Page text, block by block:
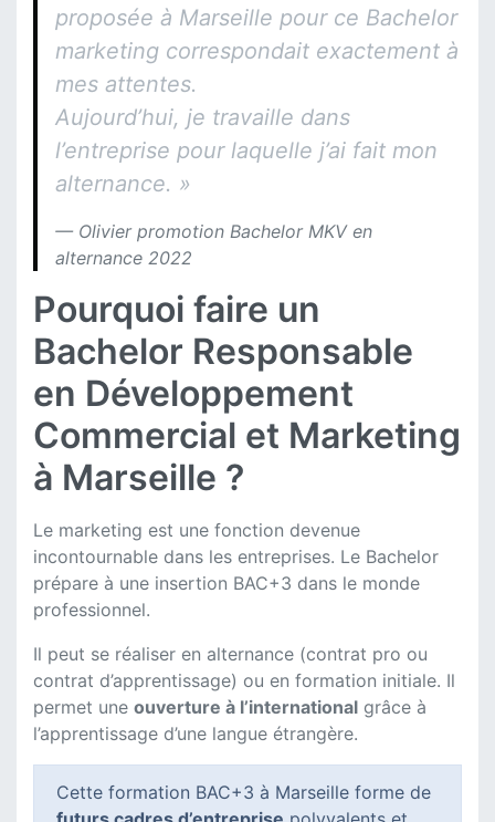
proposée à Marseille pour ce Bachelor
marketing correspondait exactement à
mes attentes.
Aujourd’hui, je travaille dans
l’entreprise pour laquelle j’ai fait mon
alternance. »
Olivier promotion Bachelor MKV en
alternance 2022
Pourquoi faire un
Bachelor Responsable
en Développement
Commercial et Marketing
à Marseille ?
Le marketing est une fonction devenue
incontournable dans les entreprises. Le Bachelor
prépare à une insertion BAC+3 dans le monde
professionnel.
Il peut se réaliser en alternance (contrat pro ou
contrat d’apprentissage) ou en formation initiale. Il
permet une ouverture à l’international grâce à
l’apprentissage d’une langue étrangère.
Cette formation BAC+3 à Marseille forme de